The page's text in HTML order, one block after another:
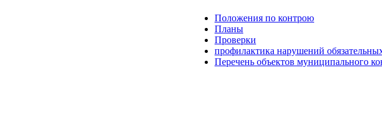
Положения по контрою
Планы
Проверки
профилактика нарушений
Перечень объектов муниципального